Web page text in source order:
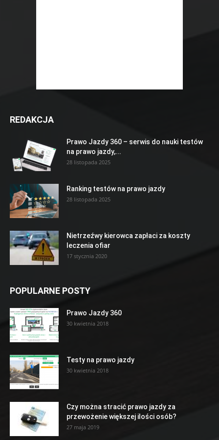
REDAKCJA
Prawo Jazdy 360 – serwis do nauki testów
na prawo jazdy,...
28 listopada 2025
Ranking testów na prawo jazdy
28 listopada 2025
Nietrzeźwy kierowca zapłaci za koszty
leczenia ofiar
17 stycznia 2020
POPULARNE POSTY
Prawo Jazdy 360
30 kwietnia 2018
Testy na prawo jazdy
30 kwietnia 2018
Czy można stracić prawo jazdy za
przewożenie większej ilości osób?
27 maja 2019